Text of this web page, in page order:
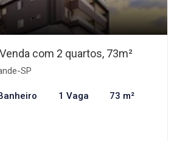
com 2 quartos, 73m²
SP
1 Vaga 73 m²